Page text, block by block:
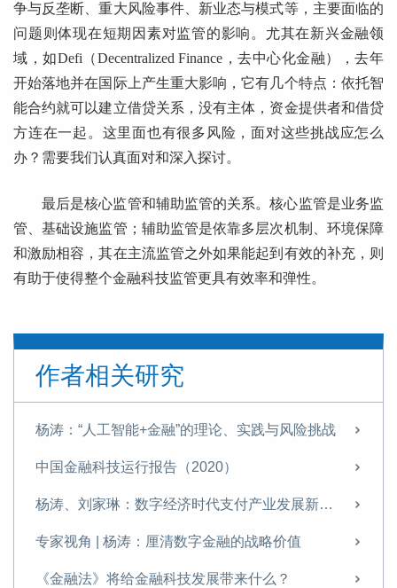
争与反垄断、重大风险事件、新业态与模式等，主要面临的
问题则体现在短期因素对监管的影响。尤其在新兴金融领
域，如Defi（Decentralized Finance，去中心化金融），去年
开始落地并在国际上产生重大影响，它有几个特点：依托智
能合约就可以建立借贷关系，没有主体，资金提供者和借贷
方连在一起。这里面也有很多风险，面对这些挑战应怎么
办？需要我们认真面对和深入探讨。
最后是核心监管和辅助监管的关系。核心监管是业务监
管、基础设施监管；辅助监管是依靠多层次机制、环境保障
和激励相容，其在主流监管之外如果能起到有效的补充，则
有助于使得整个金融科技监管更具有效率和弹性。
作者相关研究
杨涛：“人工智能+金融”的理论、实践与风险挑战
中国金融科技运行报告（2020）
杨涛、刘家琳：数字经济时代支付产业发展新特征
专家视角 | 杨涛：厘清数字金融的战略价值
《金融法》将给金融科技发展带来什么？